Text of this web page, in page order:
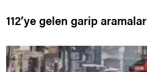
112’ye gelen garip aramalar